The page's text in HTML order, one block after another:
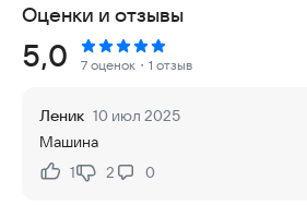
- НЛО!!!
- Динамические тени с очень большой
- Реалистичная физика
- Большие холмы и много деревьев
- 3 типа контроллеров
- Простой контроллер
Мы понимаем, что многие
Оценки и отзывы
Рейтинг:
5,0 7 оценок ・1 отзыв
Леник 10 июл 2025
Машина
Нравится:
1Не нравится:
2 0